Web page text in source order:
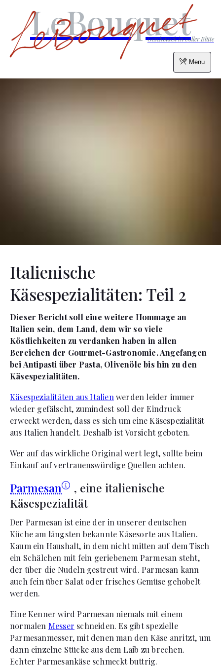
Menu
LeBouquet
Geschmack in voller Blüte
Italienische
Käsespezialitäten: Teil 2
Dieser Bericht soll eine weitere Hommage an
Italien sein, dem Land, dem wir so viele
Köstlichkeiten zu verdanken haben in allen
Bereichen der Gourmet-Gastronomie. Angefangen
bei Antipasti über Pasta, Olivenöle bis hin zu den
Käsespezialitäten.
Käsespezialitäten aus Italien werden leider immer
wieder gefälscht, zumindest soll der Eindruck
erweckt werden, dass es sich um eine Käsespezialität
aus Italien handelt. Deshalb ist Vorsicht geboten.
Wer auf das wirkliche Original wert legt, sollte beim
Einkauf auf vertrauenswürdige Quellen achten.
Parmesan
, eine italienische
Käsespezialität
Der Parmesan ist eine der in unserer deutschen
Küche am längsten bekannte Käsesorte aus Italien.
Kaum ein Haushalt, in dem nicht mitten auf dem Tisch
ein Schälchen mit fein geriebenem Parmesan steht,
der über die Nudeln gestreut wird. Parmesan kann
auch fein über Salat oder frisches Gemüse gehobelt
werden.
Eine Kenner wird Parmesan niemals mit einem
normalen Messer schneiden. Es gibt spezielle
Parmesanmesser, mit denen man den Käse anritzt, um
dann einzelne Stücke aus dem Laib zu brechen.
Echter Parmesankäse schmeckt buttrig.